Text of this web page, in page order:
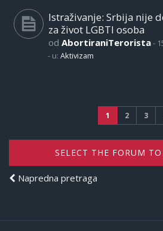
Istraživanje: Srbija nije
za život LGBTI osoba
od AbortiraniTerorista-
- u: Aktivizam
1 2 3
SELECT THE FORUM
Napredna pretraga